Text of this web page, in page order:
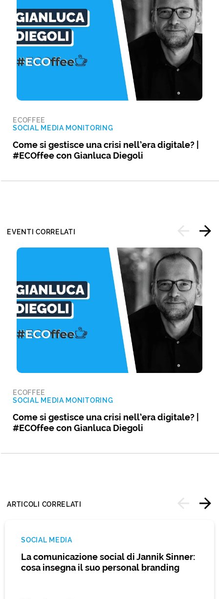
ECOFFEE
SOCIAL MEDIA MONITORING
Come si gestisce una crisi nell’era digitale? |
#ECOffee con Gianluca Diegoli
EVENTI CORRELATI
ECOFFEE
SOCIAL MEDIA MONITORING
Come si gestisce una crisi nell’era digitale? |
#ECOffee con Gianluca Diegoli
ARTICOLI CORRELATI
SOCIAL MEDIA
La comunicazione social di Jannik Sinner:
cosa insegna il suo personal branding